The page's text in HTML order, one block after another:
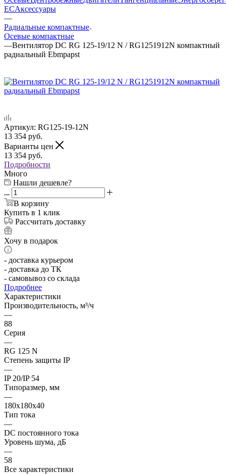
ECАксессуары
—
Радиальные компактные
Осевые компактные
—Вентилятор DC RG 125-19/12 N / RG1251912N компактный
радиальный Ebmpapst
Артикул: RG125-19-12N
13 354 руб.
Варианты цен
13 354 руб.
Подробности
Много
Нашли дешевле?
В корзину
Купить в 1 клик
Рассчитать доставку
Хочу в подарок
- доставка курьером
- доставка до ТК
- самовывоз со склада
Подробнее
Характеристики
Производительность, м³/ч
—
88
Серия
—
RG 125 N
Степень защиты IP
—
IP 20/IP 54
Типоразмер, мм
—
180x180x40
Тип тока
—
DC постоянного тока
Уровень шума, дБ
—
58
Все характеристики